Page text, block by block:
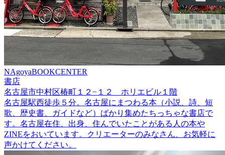
NAgoyaBOOKCENTER
書店
名古屋市中村区椿町１２−１２ ホリエビル１階
名古屋駅西徒歩５分。名古屋にまつわる本（小説、詩、短
歌、歴史書、ガイドなど）ばかり集めたちっちゃな書店で
す。名古屋在住、出身、住んでいたことがある人の本や
ZINEをおいています。クリエーターのみなさん、お気軽に
声かけてください。